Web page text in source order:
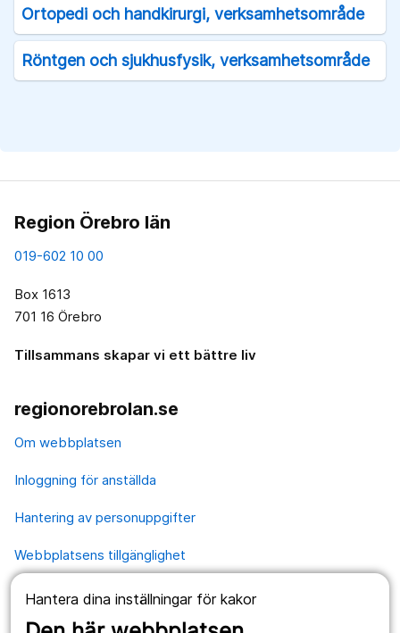
Hantera dina inställningar för kakor
Ortopedi och handkirurgi, verksamhetsområde
Röntgen och sjukhusfysik, verksamhetsområde
Region Örebro län
019-602 10 00
Box 1613
701 16 Örebro
Tillsammans skapar vi ett bättre liv
regionorebrolan.se
Om webbplatsen
Inloggning för anställda
Hantering av personuppgifter
Webbplatsens tillgänglighet
Våra webbplatser